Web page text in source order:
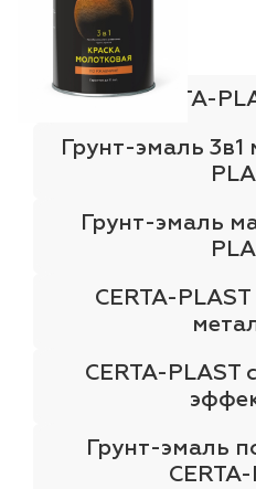
CERTA-
Грунт-эмаль 3в1
Грунт-эмаль
CERTA-
CERTA-
Грунт-эмаль